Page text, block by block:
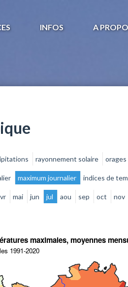
INFOS A
rayonnement solaire orages
maximum journalier indices de
mai jun jul aou sep oct nov